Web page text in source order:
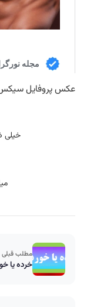
عکس پروفایل
مطلب قبلی
خرده یا